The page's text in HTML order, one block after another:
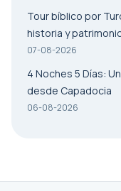
Tour bíblico por
historia y
07-08-2026
4 Noches 5 Días:
desde Capadocia
06-08-2026